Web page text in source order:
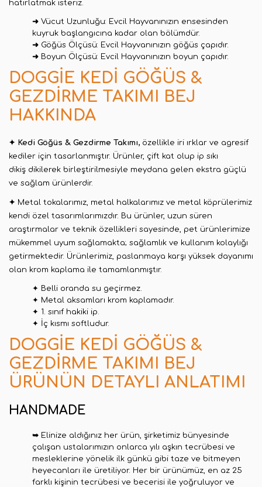
hatırlatmak isteriz.
➜ Vücut Uzunluğu: Evcil Hayvanınızın ensesinden
kuyruk başlangıcına kadar olan bölümdür.
➜ Göğüs Ölçüsü: Evcil Hayvanınızın göğüs çapıdır.
➜ Boyun Ölçüsü: Evcil Hayvanınızın boyun çapıdır.
DOGGIE KEDI GÖĞÜS &
GEZDIRME TAKIMI BEJ
HAKKINDA
✦ Kedi Göğüs & Gezdirme Takımı, özellikle iri ırklar ve agresif
kediler için tasarlanmıştır. Ürünler, çift kat olup ip sıkı
dikiş dikilerek birleştirilmesiyle meydana gelen ekstra güçlü
ve sağlam ürünlerdir.
✦ Metal tokalarımız, metal halkalarımız ve metal köprülerimiz
kendi özel tasarımlarımızdır. Bu ürünler, uzun süren
araştırmalar ve teknik özellikleri sayesinde, pet ürünlerimize
mükemmel uyum sağlamakta; sağlamlık ve kullanım kolaylığı
getirmektedir. Ürünlerimiz, paslanmaya karşı yüksek dayanımı
olan krom kaplama ile tamamlanmıştır.
✦ Belli oranda su geçirmez.
✦ Metal aksamları krom kaplamadır.
✦ 1. sınıf hakiki ip.
✦ İç kısmı softludur.
DOGGIE KEDI GÖĞÜS &
GEZDIRME TAKIMI BEJ
ÜRÜNÜN DETAYLI ANLATIMI
HANDMADE
➥ Elinize aldığınız her ürün, şirketimiz bünyesinde
çalışan ustalarımızın onlarca yılı aşkın tecrübesi ve
mesleklerine yönelik ilk günkü gibi taze ve bitmeyen
heyecanları ile üretiliyor. Her bir ürünümüz, en az 25
farklı kişinin tecrübesi ve becerisi ile yoğruluyor ve